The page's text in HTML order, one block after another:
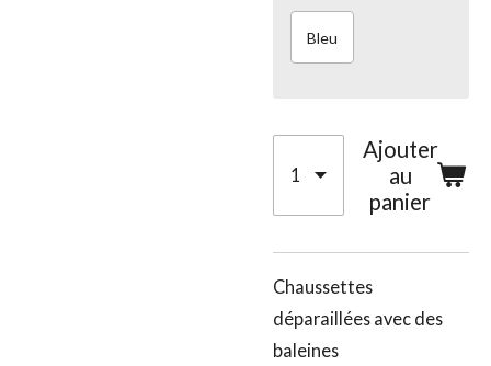
Bleu
Ajouter
au
panier
Chaussettes
déparaillées avec des
baleines